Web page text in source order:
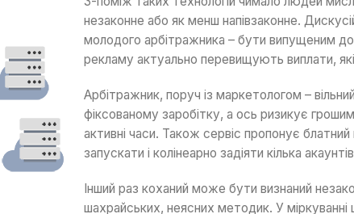
незаконне або як менш напівзаконне.
молодого арбітражника – бути випущеним
рекламу актуально перевищують виплати,
Арбітражник, поруч із маркетологом –
фіксованому заробітку, а ось ризикує
активні часи. Також сервіс пропонує
запускати і колінеарно задіяти кілька
Інший раз коханий може бути визнаний
шахрайських, неясних методик. У міркуванні